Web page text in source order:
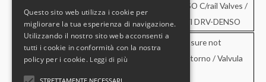
Valvole Common rail DRV – DENSO / DRV-DENSO C/rail Valves /
Valvula Common Rail DRV-DENSO / Valvula c/rail DRV-DENSO
Valvole di sovrapressione e di non ritorno / Pressure not
retourn Valves / Valvula de sobrepresion y no retorno / Valvula
de pressao e no retorno
Questo sito web utilizza i cookie per
migliorare la tua esperienza di navigazione.
Utilizzando il nostro sito web acconsenti a
tutti i cookie in conformità con la nostra
policy per i cookie. Leggi di più